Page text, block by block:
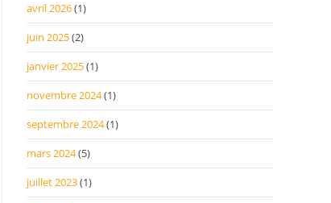
avril 2026(1)
juin 2025(2)
janvier 2025(1)
novembre 2024(1)
septembre 2024(1)
mars 2024(5)
juillet 2023(1)